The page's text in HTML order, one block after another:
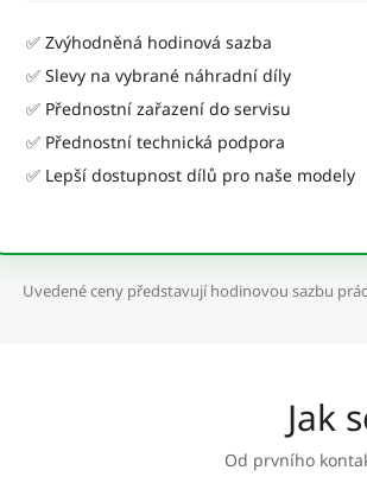
✅ Zvýhodněná hodinová sazba
✅ Slevy na vybrané náhradní díly
✅ Přednostní zařazení do servisu
✅ Přednostní technická podpora
✅ Lepší dostupnost dílů pro naše modely
Uvedené ceny představují hodinovou sazbu
Jak
Od prvního